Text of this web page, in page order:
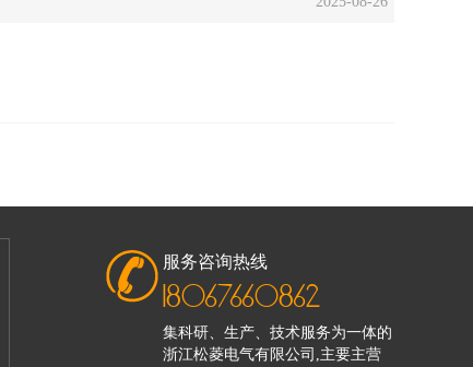
服务咨询热线
18067660862
集科研、生产、技术服务为一体的
浙江松菱电气有限公司,主要主营